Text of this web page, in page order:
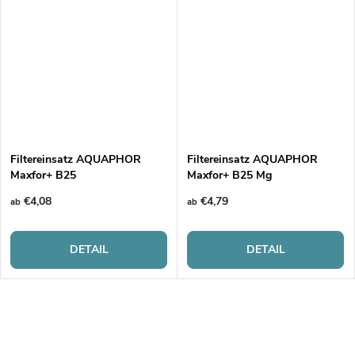
Filtereinsatz AQUAPHOR
Maxfor+ B25
ab €4,08
DETAIL
Filtereinsatz AQUAPHOR
Maxfor+ B25 Mg
ab €4,79
DETAIL